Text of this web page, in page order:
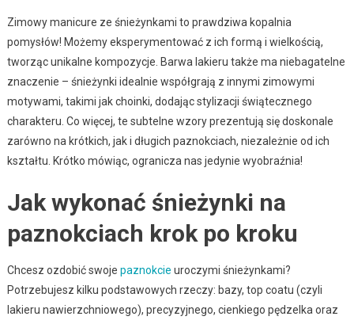
Zimowy manicure ze śnieżynkami to prawdziwa kopalnia
pomysłów! Możemy eksperymentować z ich formą i wielkością,
tworząc unikalne kompozycje. Barwa lakieru także ma niebagatelne
znaczenie – śnieżynki idealnie współgrają z innymi zimowymi
motywami, takimi jak choinki, dodając stylizacji świątecznego
charakteru. Co więcej, te subtelne wzory prezentują się doskonale
zarówno na krótkich, jak i długich paznokciach, niezależnie od ich
kształtu. Krótko mówiąc, ogranicza nas jedynie wyobraźnia!
Jak wykonać śnieżynki na
paznokciach krok po kroku
Chcesz ozdobić swoje paznokcie uroczymi śnieżynkami?
Potrzebujesz kilku podstawowych rzeczy: bazy, top coatu (czyli
lakieru nawierzchniowego), precyzyjnego, cienkiego pędzelka oraz